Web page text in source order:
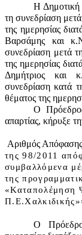
Η Δημοτική
τη συνεδρίαση
της ημερησίας
Βαρσάμης και
συνεδρίαση μετά
της ημερησίας
Δημήτριος και
συνεδρίαση κατά
θέματος της
Ο
απαρτίας, κήρυξε
Αριθμός
της 98/2011
συμβαλλόμενα
της
«Καταπολέμηση
Π.Ε.Χαλκιδικής»
Ο